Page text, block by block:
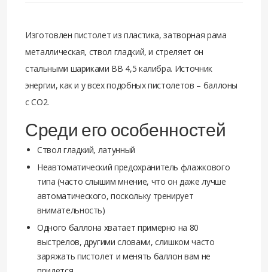
Изготовлен пистолет из пластика, затворная рама
металлическая, ствол гладкий, и стреляет он
стальными шариками ВВ 4,5 калибра. Источник
энергии, как и у всех подобных пистолетов – баллоны
с СО2.
Среди его особенностей
Ствол гладкий, латунный
Неавтоматический предохранитель флажкового
типа (часто слышим мнение, что он даже лучше
автоматического, поскольку тренирует
внимательность)
Одного баллона хватает примерно на 80
выстрелов, другими словами, слишком часто
заряжать пистолет и менять баллон вам не